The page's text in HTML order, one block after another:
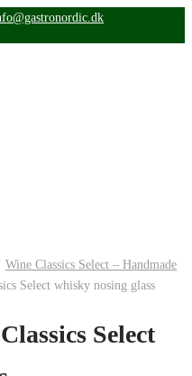
Wine Classics Select – Handmade
Select whisky nosing glass
Select